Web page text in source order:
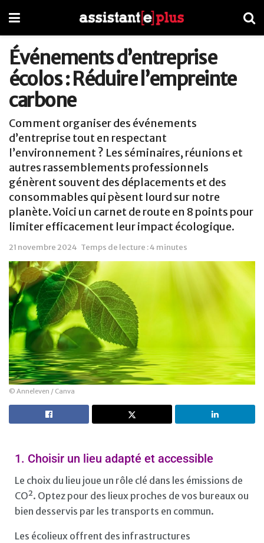
Événements d’entreprise
écolos : Réduire l’empreinte
carbone
Comment organiser des événements
d’entreprise tout en respectant
l’environnement ? Les séminaires, réunions et
autres rassemblements professionnels
génèrent souvent des déplacements et des
consommables qui pèsent lourd sur notre
planète. Voici un carnet de route en 8 points pour
limiter efficacement leur impact écologique.
21 novembre 2024 Temps de lecture : 4 minutes
© Anneleven / Canva
1. Choisir un lieu adapté et accessible
Le choix du lieu joue un rôle clé dans les émissions de
CO². Optez pour des lieux proches de vos bureaux ou
bien desservis par les transports en commun.
Les écolieux offrent des infrastructures